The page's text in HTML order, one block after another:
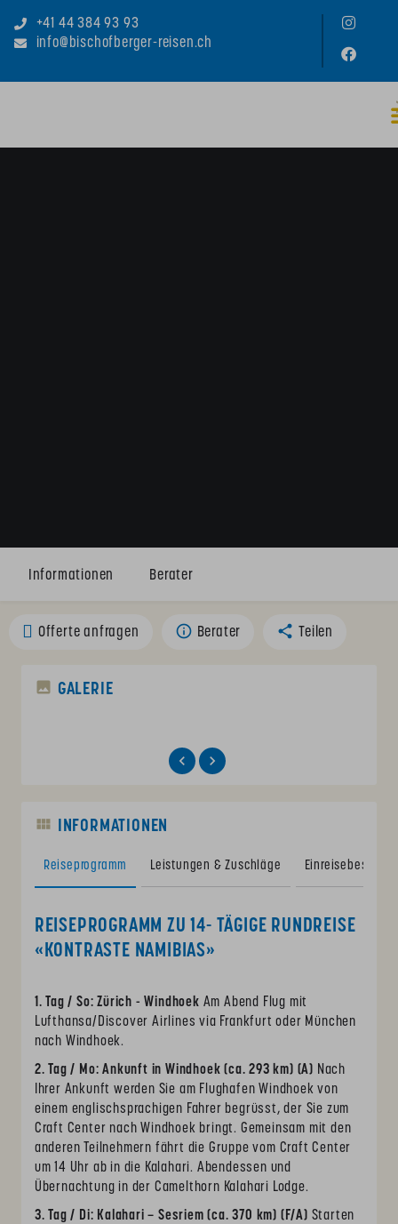
+41 44 384 93 93
info@bischofberger-reisen.ch
Informationen Berater
Offerte anfragen Berater Teilen
GALERIE
INFORMATIONEN
Reiseprogramm Leistungen & Zuschläge
REISEPROGRAMM ZU 14- TÄGIGE RUNDREISE
«KONTRASTE NAMIBIAS»
1. Tag / So: Zürich - Windhoek Am Abend Flug mit
Lufthansa/Discover Airlines via Frankfurt oder München
nach Windhoek.
2. Tag / Mo: Ankunft in Windhoek (ca. 293 km) (A) Nach
Ihrer Ankunft werden Sie am Flughafen Windhoek von
einem englischsprachigen Fahrer begrüsst, der Sie zum
Craft Center nach Windhoek bringt. Gemeinsam mit den
anderen Teilnehmern fährt die Gruppe vom Craft Center
um 14 Uhr ab in die Kalahari. Abendessen und
Übernachtung in der Camelthorn Kalahari Lodge.
3. Tag / Di: Kalahari – Sesriem (ca. 370 km) (F/A) Starten